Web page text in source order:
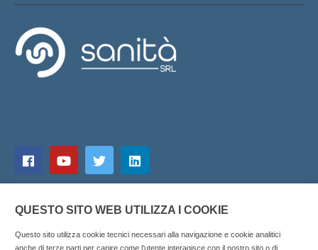
QUESTO SITO WEB UTILIZZA I COOKIE
Questo sito utilizza cookie tecnici necessari alla navigazione e cookie analitici
anche di terze parti per capire come l’utente interagisce con il nostro sito o di